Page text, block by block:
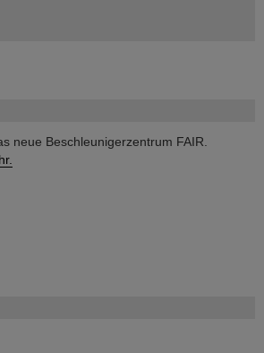
neue Beschleunigerzentrum FAIR.